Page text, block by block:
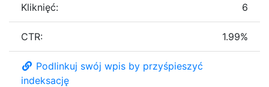
Kliknięć: 6
CTR: 1.99%
Podlinkuj swój wpis by przyśpieszyć
indeksację